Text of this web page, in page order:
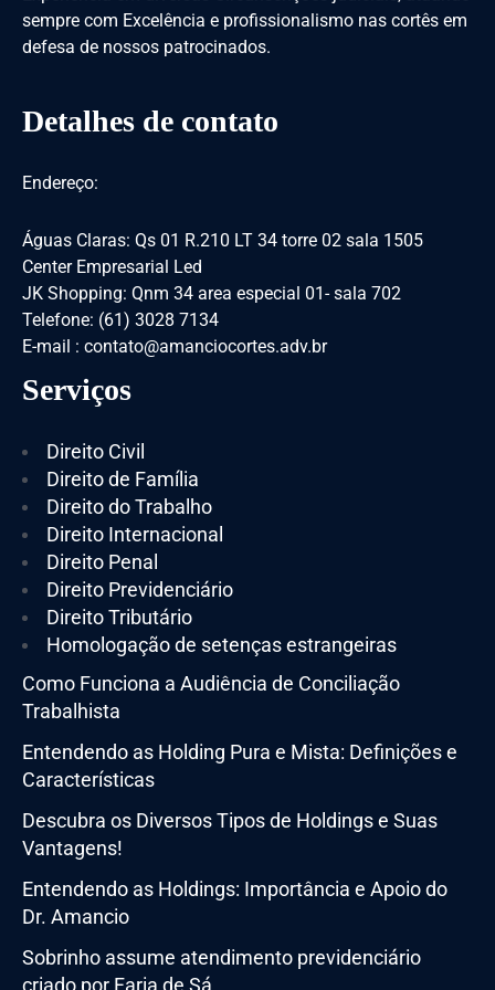
sempre com Excelência e profissionalismo nas cortês em
defesa de nossos patrocinados.
Detalhes de contato
Endereço:
Águas Claras: Qs 01 R.210 LT 34 torre 02 sala 1505
Center Empresarial Led
JK Shopping: Qnm 34 area especial 01- sala 702
Telefone: (61) 3028 7134
E-mail : contato@amanciocortes.adv.br
Serviços
Direito Civil
Direito de Família
Direito do Trabalho
Direito Internacional
Direito Penal
Direito Previdenciário
Direito Tributário
Homologação de setenças estrangeiras
Como Funciona a Audiência de Conciliação
Trabalhista
Entendendo as Holding Pura e Mista: Definições e
Características
Descubra os Diversos Tipos de Holdings e Suas
Vantagens!
Entendendo as Holdings: Importância e Apoio do
Dr. Amancio
Sobrinho assume atendimento previdenciário
criado por Faria de Sá